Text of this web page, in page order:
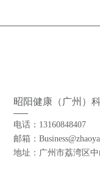
昭阳健康（广州）
电话：13160848407
邮箱：
地址：广州市荔湾区